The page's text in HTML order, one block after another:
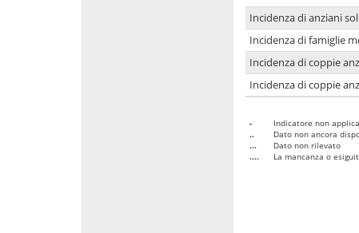
Incidenza di anziani
Incidenza di famiglie
Incidenza di coppie
Incidenza di coppie
-
Indicatore non
..
Dato non ancora
...
Dato non rilevato
....
La mancanza o